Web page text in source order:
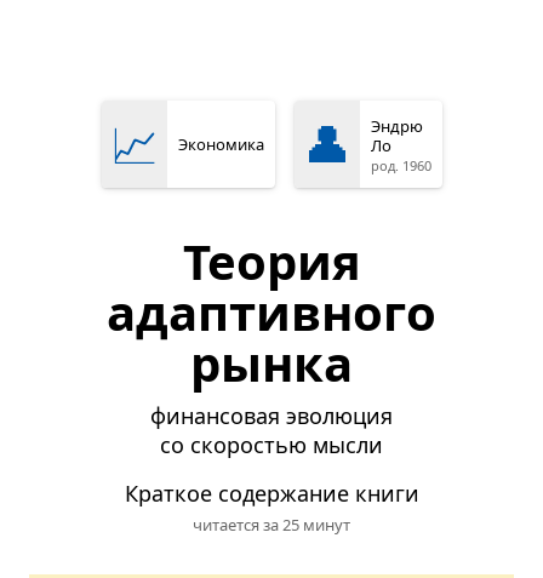
📈 Экономика 👤
Эндрю
Ло
род. 1960
Теория
адаптивного
рынка
финансовая эволюция
со скоростью мысли
Краткое содержание книги
читается за 25 минут